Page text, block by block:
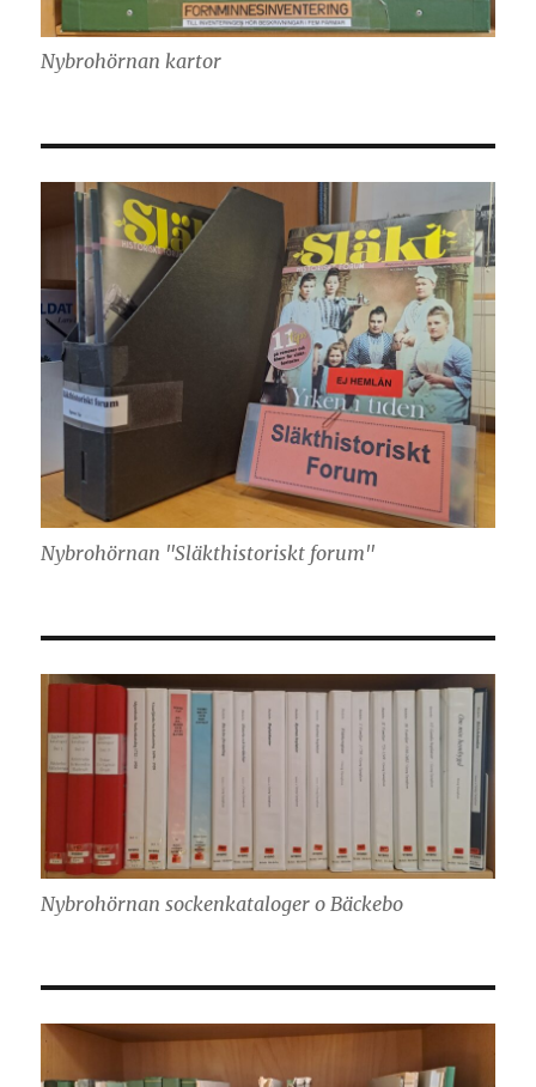
Nybrohörnan kartor
Nybrohörnan "Släkthistoriskt forum"
Nybrohörnan sockenkataloger o Bäckebo